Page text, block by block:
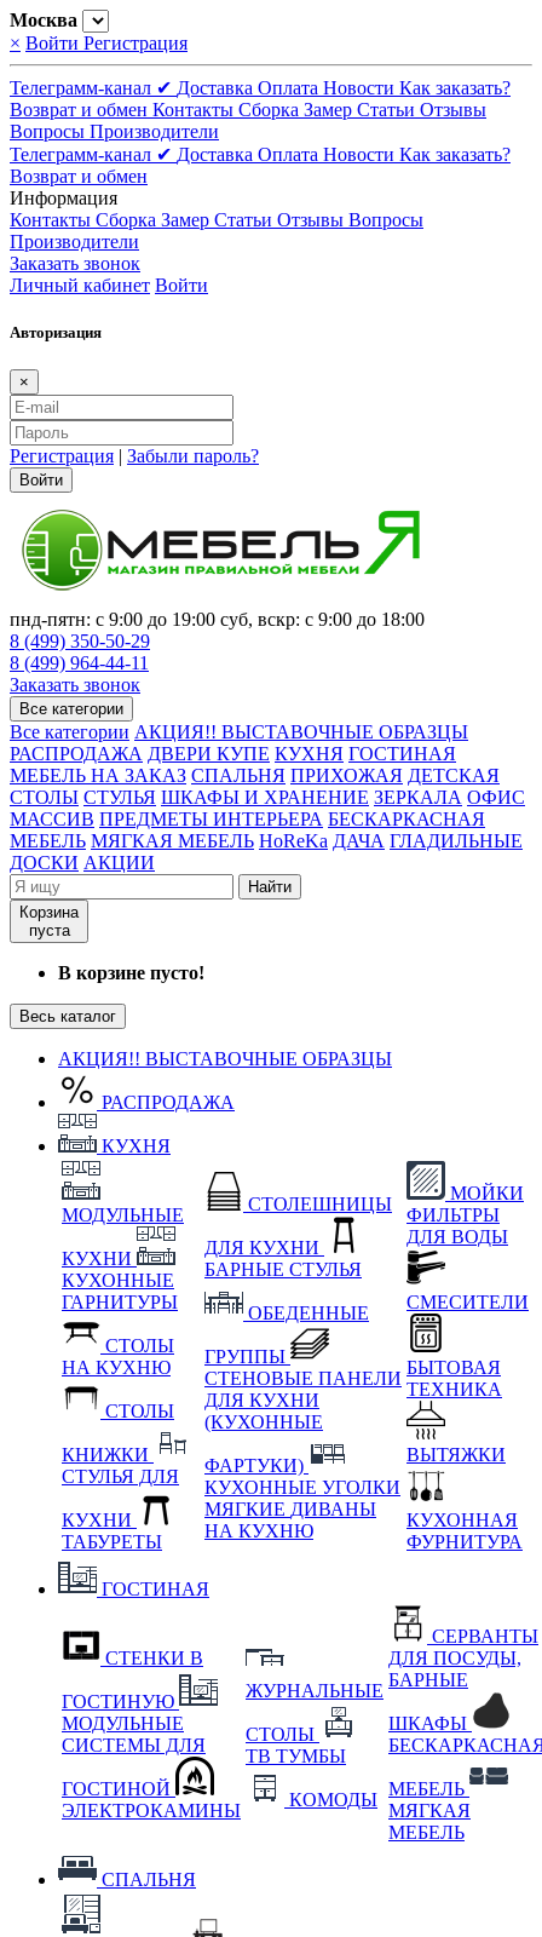
Москва
× Войти Регистрация
Телеграмм-канал ✔ Доставка Оплата Новости Как заказать?
Возврат и обмен Контакты Сборка Замер Статьи Отзывы
Вопросы Производители
Телеграмм-канал ✔ Доставка Оплата Новости Как заказать?
Возврат и обмен
Информация
Контакты Сборка Замер Статьи Отзывы Вопросы
Производители
Заказать звонок
Личный кабинет Войти
Авторизация
×
Регистрация | Забыли пароль?
Войти
пнд-пятн: с 9:00 до 19:00 суб, вскр: с 9:00 до 18:00
8 (499) 350-50-29
8 (499) 964-44-11
Заказать звонок
Все категории
Все категории АКЦИЯ!! ВЫСТАВОЧНЫЕ ОБРАЗЦЫ
РАСПРОДАЖА ДВЕРИ КУПЕ КУХНЯ ГОСТИНАЯ
МЕБЕЛЬ НА ЗАКАЗ СПАЛЬНЯ ПРИХОЖАЯ ДЕТСКАЯ
СТОЛЫ СТУЛЬЯ ШКАФЫ И ХРАНЕНИЕ ЗЕРКАЛА ОФИС
МАССИВ ПРЕДМЕТЫ ИНТЕРЬЕРА БЕСКАРКАСНАЯ
МЕБЕЛЬ МЯГКАЯ МЕБЕЛЬ HoReKa ДАЧА ГЛАДИЛЬНЫЕ
ДОСКИ АКЦИИ
Найти
Корзина
пуста
В корзине пусто!
Весь каталог
АКЦИЯ!! ВЫСТАВОЧНЫЕ ОБРАЗЦЫ
РАСПРОДАЖА
КУХНЯ
МОДУЛЬНЫЕ
КУХНИ
КУХОННЫЕ
ГАРНИТУРЫ
СТОЛЫ
НА КУХНЮ
СТОЛЫ
КНИЖКИ
СТУЛЬЯ ДЛЯ
КУХНИ
ТАБУРЕТЫ
СТОЛЕШНИЦЫ
ДЛЯ КУХНИ
БАРНЫЕ СТУЛЬЯ
ОБЕДЕННЫЕ
ГРУППЫ
СТЕНОВЫЕ ПАНЕЛИ
ДЛЯ КУХНИ
(КУХОННЫЕ
ФАРТУКИ)
КУХОННЫЕ УГОЛКИ
МЯГКИЕ ДИВАНЫ
НА КУХНЮ
МОЙКИ
ФИЛЬТРЫ
ДЛЯ ВОДЫ
СМЕСИТЕЛИ
БЫТОВАЯ
ТЕХНИКА
ВЫТЯЖКИ
КУХОННАЯ
ФУРНИТУРА
ГОСТИНАЯ
СТЕНКИ В
ГОСТИНУЮ
МОДУЛЬНЫЕ
СИСТЕМЫ ДЛЯ
ГОСТИНОЙ
ЭЛЕКТРОКАМИНЫ
ЖУРНАЛЬНЫЕ
СТОЛЫ
ТВ ТУМБЫ
КОМОДЫ
СЕРВАНТЫ
ДЛЯ ПОСУДЫ,
БАРНЫЕ
ШКАФЫ
МЕБЕЛЬ
МЯГКАЯ
МЕБЕЛЬ
СПАЛЬНЯ